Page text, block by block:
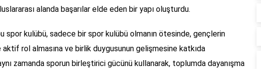
alanda başarılar elde eden bir yapı oluşturdu.
spor kulübü, sadece bir spor kulübü olmanın ötesinde, gençlerin
aktif rol almasına ve birlik duygusunun gelişmesine katkıda
zamanda sporun birleştirici gücünü kullanarak, toplumda dayanışma